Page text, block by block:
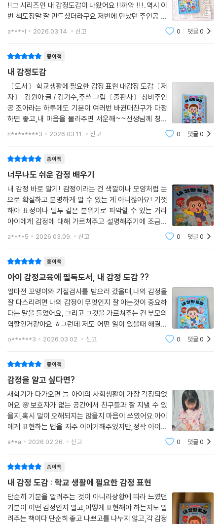
!!그 시리즈인 내 감정도감이 나왔어요 !!까악 !!!..역시 이
번 책도정말 잘 만드셨더라구요.저번에 만났던 주인공 조
아라의 소개를시작으로 감정에 대한다양한 상황 경험을
a****l 2026.03.14. 신고 0 댓글0
종이책
내 감정도감
〔도서〕 학교생활에 필요한 감정 표현 내감정 도감〔저
자〕 김원아 글 / 김기수,주쓰 그림〔출판사〕 창비주인
공 조아라는 하루에도 기분이 여러번 바뀐대친구가 다정
하면 좋고,내 마음을 몰라주면 서운해~~선생님께 칭찬
을 들으면 기쁘고, 혼이 나면 슬프지.줄넘기를 잘하면 뿌
h********3 2026.03.11. 신고 0 댓글0
종이책
너무나도 쉬운 감정 배우기
내 감정 바로 알기! 감정이라는 건 색깔이나 모양처럼 눈
으로 확실하고 분명하게 알 수 있는 게 아니잖아요! 기껏
해야 표정이나 말투 같은 분위기로 파악할 수 있는 거라
아이에게 감정에 대해 가르쳐주고 설명해주기에 조금은
어려운 점이 있었어요. 그런데 이 책은 여러감정들을 쉽
a****5 2026.03.09. 신고 0 댓글0
종이책
아이 감정교육에 필독도서, 내 감정 도감 ??
얼마전 꼬맹이와 기질검사를 받으러 갔을때,나의 감정을
잘 다스리려면 나의 감정이 무엇인지 잘 아는것이 중요하
다는 말을 들었어요, 그리고 그것을 가르쳐주는 건 부모의
역할인거같아요 ㅎ그런데 저도 어떤 일이 있을때 해결책
위주로 생각하지 제 감정을 드러내거나 생각해본적이 잘
o******3 2026.03.02. 신고 0 댓글0
종이책
감정을 알고 싶다면?
새학기가 다가오면 늘 아이의 사회생활이 가장 걱정되었
어요 🌸보호자가 없는 공간에서 친구들과 잘 지낼 수 있
을지,혹시 말이 오해되지는 않을지 마음이 쓰였어요.아이
에게 표현하는 법을 자주 이야기해주었지만,정작 아이는
자신이 느끼는 감정이 무엇인지 모를 때가 많았어요 😢답
a**a 2026.02.26. 신고 0 댓글0
종이책
내 감정 도감 : 학교 생활에 필요한 감정 표현
단순히 기분을 알려주는 것이 아니라상황에 따라 느꼈던
기분이 어떤 감정인지 알고,어떻게 표현해야 하는지도 알
려주는 책이다.단순히 좋고 나쁘고를 나누지 않고,각 감정